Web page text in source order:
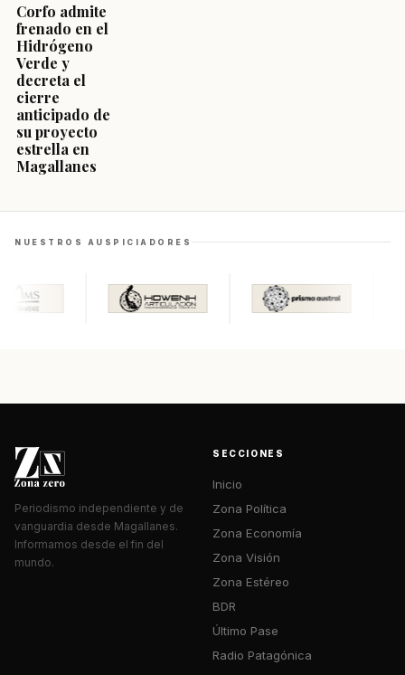
Corfo admite
frenado en el
Hidrógeno
Verde y
decreta el
cierre
anticipado de
su proyecto
estrella en
Magallanes
NUESTROS AUSPICIADORES
Periodismo independiente y de
vanguardia desde Magallanes.
Informamos desde el fin del
mundo.
SECCIONES
Inicio
Zona Política
Zona Economía
Zona Visión
Zona Estéreo
BDR
Último Pase
Radio Patagónica